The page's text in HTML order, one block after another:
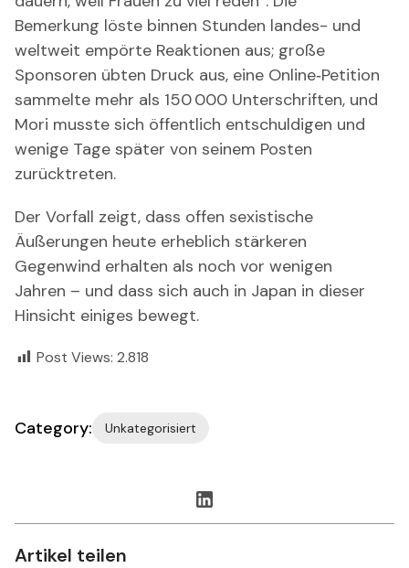
Bemerkung löste binnen Stunden landes- und
weltweit empörte Reaktionen aus; große
Sponsoren übten Druck aus, eine Online‑Petition
sammelte mehr als 150 000 Unterschriften, und
Mori musste sich öffentlich entschuldigen und
wenige Tage später von seinem Posten
zurücktreten.
Der Vorfall zeigt, dass offen sexistische
Äußerungen heute erheblich stärkeren
Gegenwind erhalten als noch vor wenigen
Jahren – und dass sich auch in Japan in dieser
Hinsicht einiges bewegt.
Post Views: 2.818
Category: Unkategorisiert
Artikel teilen